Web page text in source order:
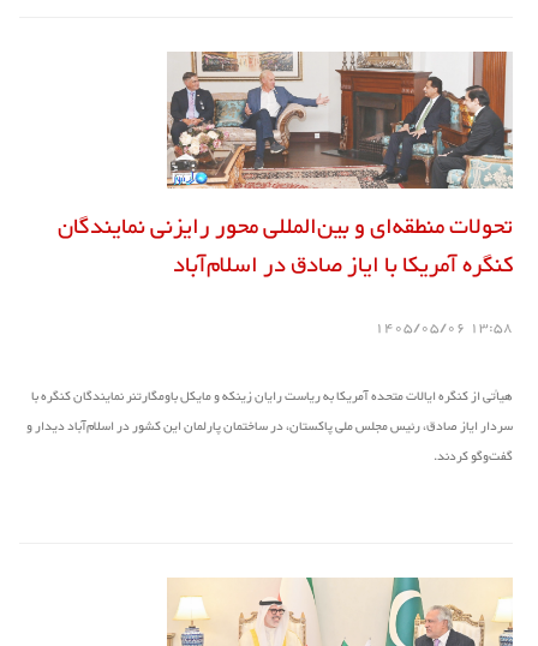
تحولات منطقه‌ای و بین‌المللی محور رایزنی نمایندگان
کنگره آمریکا با ایاز صادق در اسلام‌آباد
13:58 1405/05/06
هیأتی از کنگره ایالات متحده آمریکا به ریاست رایان زینکه و مایکل باومگارتنر نمایندگان کنگره با
سردار ایاز صادق، رئیس مجلس ملی پاکستان، در ساختمان پارلمان این کشور در اسلام‌آباد دیدار و
گفت‌وگو کردند.